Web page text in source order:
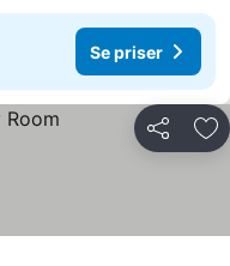
Se priser
Dela